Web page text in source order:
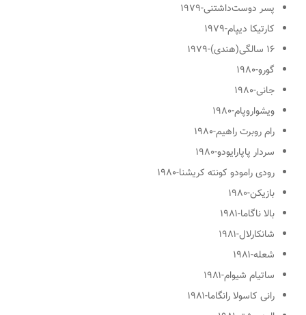
پسر دوست‌داشتنی-۱۹۷۹
کارتیکا دیپام-۱۹۷۹
۱۶ سالگی
(هندی)-۱۹۷۹
گورو-۱۹۸۰
جانی-۱۹۸۰
ویشواروپام-۱۹۸۰
رام روبرت راهیم-۱۹۸۰
سردار پاپارایودو-۱۹۸۰
رودی رامودو کونته کریشنا-۱۹۸۰
بازیکن-۱۹۸۰
بالا ناگاما-۱۹۸۱
شانکارلال-۱۹۸۱
شعله-۱۹۸۱
ساتیام شیوام-۱۹۸۱
رانی کاسولا رانگاما-۱۹۸۱